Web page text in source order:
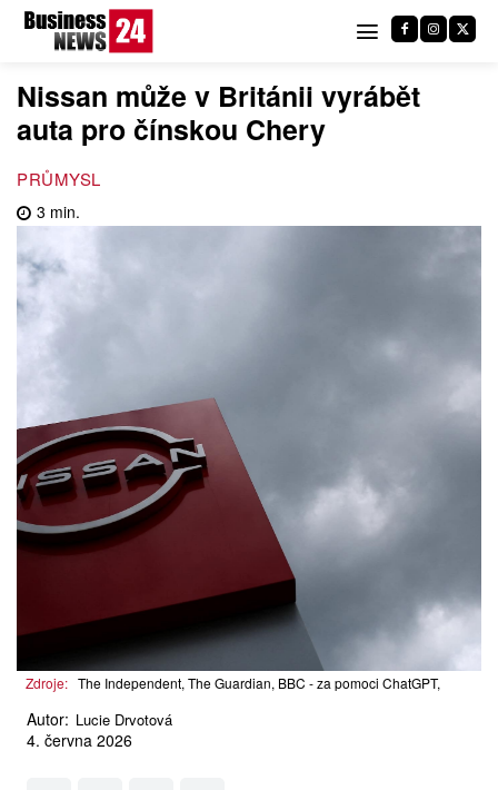
Nissan může v Británii vyrábět
auta pro čínskou Chery
PRŮMYSL
3 min.
Zdroje: The Independent, The Guardian, BBC - za pomoci ChatGPT,
Autor: Lucie Drvotová
4. června 2026